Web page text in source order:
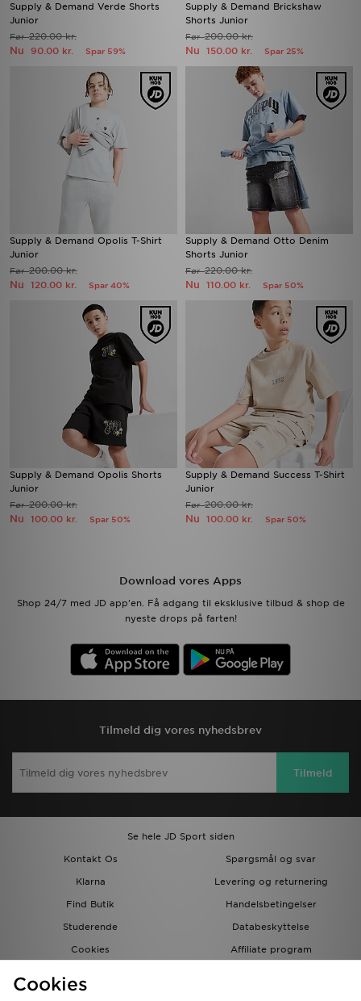
Supply & Demand Verde Shorts
Junior
Før220.00 kr.
Nu 90.00 kr. Spar 59%
Supply & Demand Brickshaw
Shorts Junior
Før200.00 kr.
Nu 150.00 kr. Spar 25%
Supply & Demand Opolis T-Shirt
Junior
Før200.00 kr.
Nu 120.00 kr. Spar 40%
Supply & Demand Otto Denim
Shorts Junior
Før220.00 kr.
Nu 110.00 kr. Spar 50%
Supply & Demand Opolis Shorts
Junior
Før200.00 kr.
Nu 100.00 kr. Spar 50%
Supply & Demand Success T-Shirt
Junior
Før200.00 kr.
Nu 100.00 kr. Spar 50%
Download vores Apps
Shop 24/7 med JD app'en. Få adgang til eksklusive tilbud & shop de
nyeste drops på farten!
Tilmeld dig vores nyhedsbrev
Tilmeld
Se hele JD Sport siden
Kontakt Os
Spørgsmål og svar
Klarna
Levering og returnering
Find Butik
Handelsbetingelser
Studerende
Databeskyttelse
Cookies
Affiliate program
Cookies